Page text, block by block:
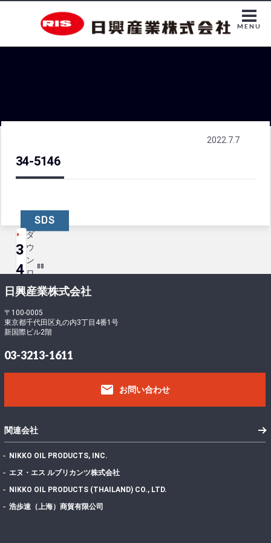
MENU
34-5146
2022.7.7
SDS
ダ
ウ
ン
ロ
ー
ド
88
フ
ァ
イ
ル
サ
イ
411.96 KB
イ
数
稿
日
2022年7月7日
最
3
4
-
5
1
4
6
日興産業株式会社
〒100-0005
東京都千代田区丸の内3丁目4番1号
新国際ビル2階
03-3213-1611
email お問い合わせ
関連会社
NIKKO OIL PRODUCTS, INC.
エヌ・エス ルブリカンツ株式会社
NIKKO OIL PRODUCTS (THAILAND) CO., LTD.
浩歩速（上海）商貿有限公司